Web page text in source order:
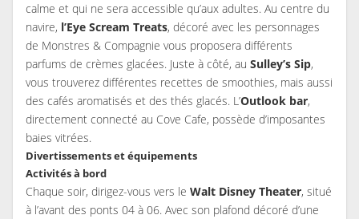
calme et qui ne sera accessible qu’aux adultes. Au centre du
navire, l’Eye Scream Treats, décoré avec les personnages
de Monstres & Compagnie vous proposera différents
parfums de crèmes glacées. Juste à côté, au Sulley’s Sip,
vous trouverez différentes recettes de smoothies, mais aussi
des cafés aromatisés et des thés glacés. L’Outlook bar,
directement connecté au Cove Cafe, possède d’imposantes
baies vitrées.
Divertissements et équipements
Activités à bord
Chaque soir, dirigez-vous vers le Walt Disney Theater, situé
à l’avant des ponts 04 à 06. Avec son plafond décoré d’une